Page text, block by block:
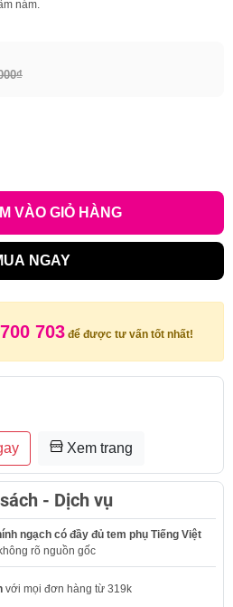
nám.
VÀO GIỎ HÀNG
NGAY
703 để được tư vấn tốt nhất!
Xem trang
- Dịch vụ
ngạch có đầy đủ tem phụ Tiếng Việt
rõ nguồn gốc
với mọi đơn hàng từ 319k